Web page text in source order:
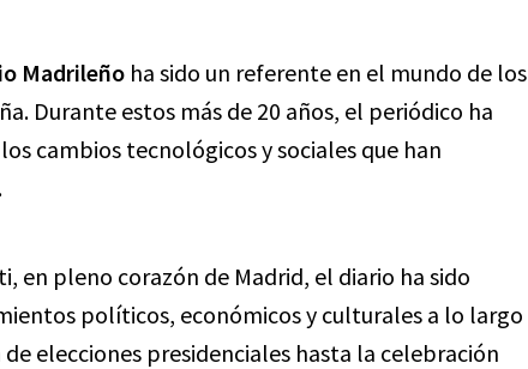
Madrileño ha sido un referente en el mundo de los
Durante estos más de 20 años, el periódico ha
cambios tecnológicos y sociales que han
en pleno corazón de Madrid, el diario ha sido
políticos, económicos y culturales a lo largo
elecciones presidenciales hasta la celebración